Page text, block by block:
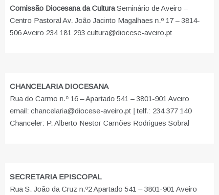
Comissão Diocesana da CulturaSeminário de Aveiro –
Centro Pastoral Av. João Jacinto Magalhaes n.º 17 – 3814-
506 Aveiro 234 181 293 cultura@diocese-aveiro.pt
CHANCELARIA DIOCESANA
Rua do Carmo n.º 16 – Apartado 541 – 3801-901 Aveiro
email: chancelaria@diocese-aveiro.pt | telf.: 234 377 140
Chanceler: P. Alberto Nestor Camões Rodrigues Sobral
SECRETARIA EPISCOPAL
Rua S. João da Cruz n.º2 Apartado 541 – 3801-901 Aveiro